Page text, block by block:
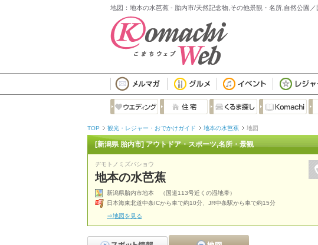
地図：地本の水芭蕉 - 胎内市/天然記念物,その他景観・名所,自然公園／
TOP 観光・レジャー・おでかけガイド 地本の水芭蕉 地図
[新潟県 胎内市] アウトドア・スポーツ,名所・景観
ヂモトノミズバショウ
地本の水芭蕉
新潟県胎内市地本 （国道113号近くの湿地帯）
日本海東北道中条ICから車で約10分、JR中条駅から車で約15分
⇒地図を見る